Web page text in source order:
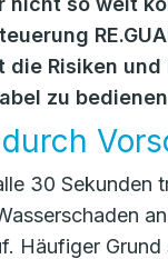
die Risiken
zu
30 Sekunden
Häufiger Grund